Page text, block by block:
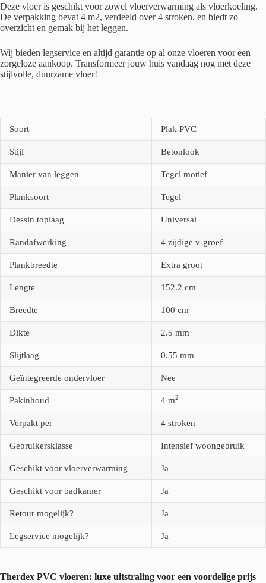
Deze vloer is geschikt voor zowel vloerverwarming als vloerkoeling.
De verpakking bevat 4 m2, verdeeld over 4 stroken, en biedt zo
overzicht en gemak bij het leggen.
Wij bieden legservice en altijd garantie op al onze vloeren voor een
zorgeloze aankoop. Transformeer jouw huis vandaag nog met deze
stijlvolle, duurzame vloer!
Soort Plak PVC
Stijl Betonlook
Manier van leggen Tegel motief
Planksoort Tegel
Dessin toplaag Universal
Randafwerking 4 zijdige v-groef
Plankbreedte Extra groot
Lengte 152.2 cm
Breedte 100 cm
Dikte 2.5 mm
Slijtlaag 0.55 mm
Geïntegreerde ondervloer Nee
Pakinhoud 4 m2
Verpakt per 4 stroken
Gebruikersklasse Intensief woongebruik
Geschikt voor vloerverwarming Ja
Geschikt voor badkamer Ja
Retour mogelijk? Ja
Legservice mogelijk? Ja
Therdex PVC vloeren: luxe uitstraling voor een voordelige prijs